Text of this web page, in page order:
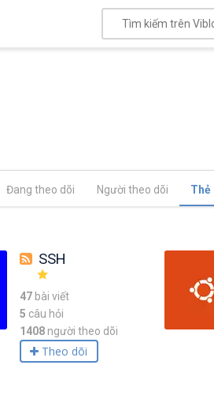
Đang theo dõi Người theo dõi Thẻ
SSH
47bài viết
5 câu hỏi
1408 người theo dõi
Theo dõi